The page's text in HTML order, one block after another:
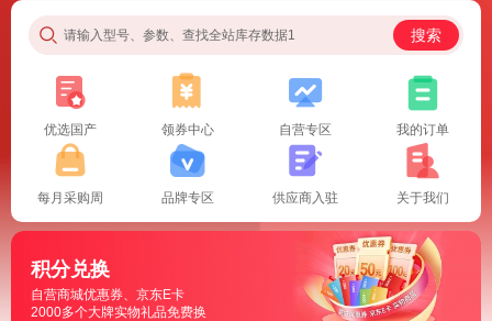
请输入型号、参数、查找全站库存数据1 搜索
优选国产 领券中心 自营专区 我的订单
每月采购周 品牌专区 供应商入驻 关于我们
积分兑换
自营商城优惠券、京东E卡
2000多个大牌实物礼品免费换